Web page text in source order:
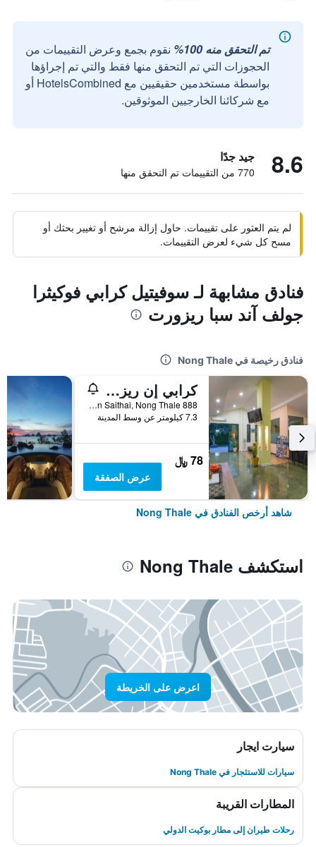
تم التحقق منه 100%
نقوم بجمع وعرض التقييمات من
الحجوزات التي تم التحقق منها فقط والتي تم إجراؤها
بواسطة مستخدمين حقيقيين مع HotelsCombined أو
مع شركائنا الخارجيين الموثوقين.
8.6 جيد جدًا
770 من التقييمات تم التحقق منها
لم يتم العثور على تقييمات. حاول إزالة مرشح أو تغيير بحثك أو
مسح كل شيء لعرض التقييمات.
فنادق مشابهة لـ سوفيتيل كرابي فوكيثرا
جولف آند سبا ريزورت
فنادق رخيصة في Nong Thale
كرابي إن ريزورت
888 Moo 4 Tambon Saithai, Nong Thale, تايلاند
7.3 كيلومتر عن وسط المدينة
78 ﷼
عرض الصفقة
شاهد أرخص الفنادق في Nong Thale
استكشف Nong Thale
اعرض على الخريطة
سيارت ايجار
سيارات للاستئجار في Nong Thale
المطارات القريبة
رحلات طيران إلى مطار بوكيت الدولي